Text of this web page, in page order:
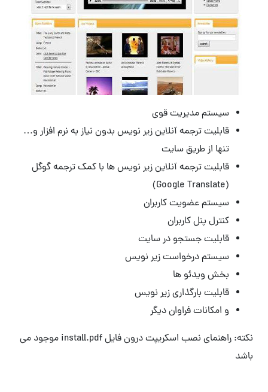
سیستم مدیریت قوی
قابلیت ترجمه آنلاین زیر نویس بدون نیاز به نرم افزار و…
تنها از طریق سایت
قابلیت ترجمه آنلاین زیر نویس ها با کمک ترجمه گوگل
(Google Translate)
سیستم عضویت کاربران
کنترل پنل کاربران
قابلیت جستجو در سایت
سیستم درخواست زیر نویس
بخش ویدئو ها
قابلیت بارگذاری زیر نویس
و امکانات فراوان دیگر
نکته: راهنمای نصب اسکریپت درون فایل install.pdf موجود می
باشد